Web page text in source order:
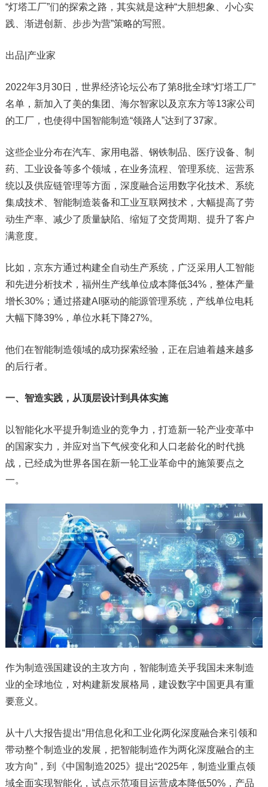
“灯塔工厂”们的探索之路，其实就是这种“大胆想象、小心实
践、渐进创新、步步为营”策略的写照。
出品|产业家
2022年3月30日，世界经济论坛公布了第8批全球“灯塔工厂”
名单，新加入了美的集团、海尔智家以及京东方等13家公司
的工厂，也使得中国智能制造“领路人”达到了37家。
这些企业分布在汽车、家用电器、钢铁制品、医疗设备、制
药、工业设备等多个领域，在业务流程、管理系统、运营系
统以及供应链管理等方面，深度融合运用数字化技术、系统
集成技术、智能制造装备和工业互联网技术，大幅提高了劳
动生产率、减少了质量缺陷、缩短了交货周期、提升了客户
满意度。
比如，京东方通过构建全自动生产系统，广泛采用人工智能
和先进分析技术，福州生产线单位成本降低34%，整体产量
增长30%；通过搭建AI驱动的能源管理系统，产线单位电耗
大幅下降39%，单位水耗下降27%。
他们在智能制造领域的成功探索经验，正在启迪着越来越多
的后行者。
一、智造实践，从顶层设计到具体实施
以智能化水平提升制造业的竞争力，打造新一轮产业变革中
的国家实力，并应对当下气候变化和人口老龄化的时代挑
战，已经成为世界各国在新一轮工业革命中的施策要点之
一。
作为制造强国建设的主攻方向，智能制造关乎我国未来制造
业的全球地位，对构建新发展格局，建设数字中国更具有重
要意义。
从十八大报告提出“用信息化和工业化两化深度融合来引领和
带动整个制造业的发展，把智能制造作为两化深度融合的主
攻方向”，到《中国制造2025》提出“2025年，制造业重点领
域全面实现智能化，试点示范项目运营成本降低50%，产品